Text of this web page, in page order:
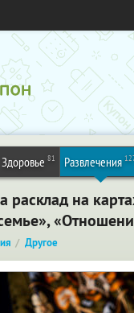
Здоровье 81 Развлечения
расклад на
Другое